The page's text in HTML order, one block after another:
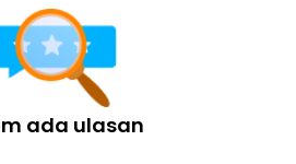
ada ulasan